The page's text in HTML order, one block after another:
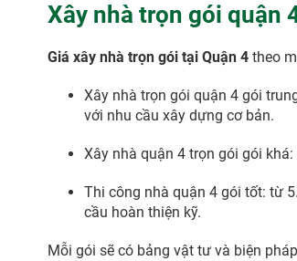
Xây nhà trọn gói quận
Giá xây nhà trọn gói tại Quận 4 theo
Xây nhà trọn gói quận 4 gói
với nhu cầu xây dựng cơ bản.
Xây nhà quận 4 trọn gói gói
Thi công nhà quận 4 gói tốt: từ
cầu hoàn thiện kỹ.
Mỗi gói sẽ có bảng vật tư và biện